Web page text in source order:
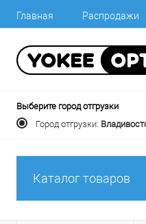
Главная Распродажи
Выберите город отгрузки
Город отгрузки:
Каталог товаров